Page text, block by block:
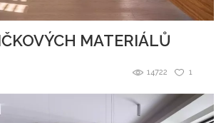
MATERIÁLŮ
1
14722